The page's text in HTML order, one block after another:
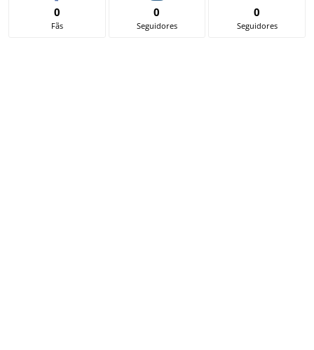
0
Fãs
0
Seguidores
0
Seguidores